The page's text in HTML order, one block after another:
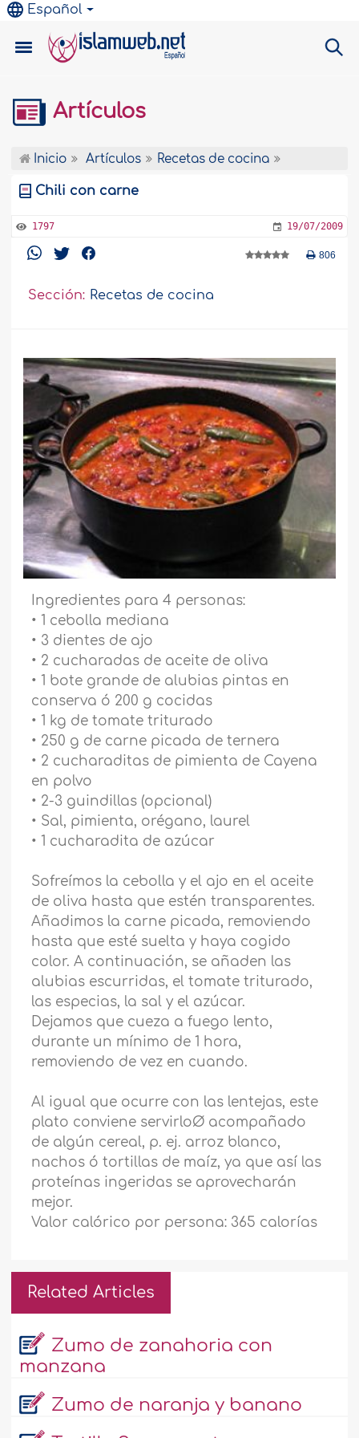
Español
Artículos
Inicio Artículos Recetas de cocina
Chili con carne
1797 19/07/2009
806
Sección: Recetas de cocina
Ingredientes para 4 personas:
• 1 cebolla mediana
• 3 dientes de ajo
• 2 cucharadas de aceite de oliva
• 1 bote grande de alubias pintas en
conserva ó 200 g cocidas
• 1 kg de tomate triturado
• 250 g de carne picada de ternera
• 2 cucharaditas de pimienta de Cayena
en polvo
• 2-3 guindillas (opcional)
• Sal, pimienta, orégano, laurel
• 1 cucharadita de azúcar
Sofreímos la cebolla y el ajo en el aceite
de oliva hasta que estén transparentes.
Añadimos la carne picada, removiendo
hasta que esté suelta y haya cogido
color. A continuación, se añaden las
alubias escurridas, el tomate triturado,
las especias, la sal y el azúcar.
Dejamos que cueza a fuego lento,
durante un mínimo de 1 hora,
removiendo de vez en cuando.
Al igual que ocurre con las lentejas, este
plato conviene servirloØ acompañado
de algún cereal, p. ej. arroz blanco,
nachos ó tortillas de maíz, ya que así las
proteínas ingeridas se aprovecharán
mejor.
Valor calórico por persona: 365 calorías
Related Articles
Zumo de zanahoria con
manzana
Zumo de naranja y banano